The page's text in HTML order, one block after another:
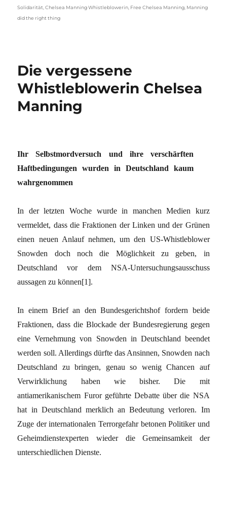
Solidarität ,Chelsea Manning Whistleblowerin Free Chelsea Manning Manning
did the right thing
Die vergessene
Whistleblowerin Chelsea
Manning
Ihr Selbstmordversuch und ihre verschärften
Haftbedingungen wurden in Deutschland kaum
wahrgenommen
In der letzten Woche wurde in manchen Medien kurz
vermeldet, dass die Fraktionen der Linken und der Grünen
einen neuen Anlauf nehmen, um den US-Whistleblower
Snowden doch noch die Möglichkeit zu geben, in
Deutschland vor dem NSA-Untersuchungsausschuss
aussagen zu können[1].
In einem Brief an den Bundesgerichtshof fordern beide
Fraktionen, dass die Blockade der Bundesregierung gegen
eine Vernehmung von Snowden in Deutschland beendet
werden soll. Allerdings dürfte das Ansinnen, Snowden nach
Deutschland zu bringen, genau so wenig Chancen auf
Verwirklichung haben wie bisher. Die mit
antiamerikanischem Furor geführte Debatte über die NSA
hat in Deutschland merklich an Bedeutung verloren. Im
Zuge der internationalen Terrorgefahr betonen Politiker und
Geheimdienstexperten wieder die Gemeinsamkeit der
unterschiedlichen Dienste.